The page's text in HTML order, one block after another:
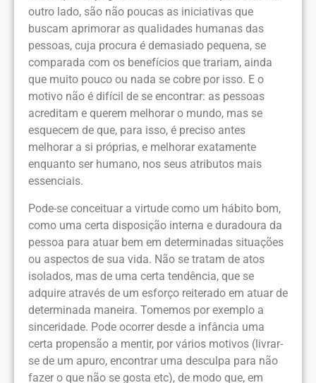
outro lado, são não poucas as iniciativas que
buscam aprimorar as qualidades humanas das
pessoas, cuja procura é demasiado pequena, se
comparada com os benefícios que trariam, ainda
que muito pouco ou nada se cobre por isso. E o
motivo não é difícil de se encontrar: as pessoas
acreditam e querem melhorar o mundo, mas se
esquecem de que, para isso, é preciso antes
melhorar a si próprias, e melhorar exatamente
enquanto ser humano, nos seus atributos mais
essenciais.
Pode-se conceituar a virtude como um hábito bom,
como uma certa disposição interna e duradoura da
pessoa para atuar bem em determinadas situações
ou aspectos de sua vida. Não se tratam de atos
isolados, mas de uma certa tendência, que se
adquire através de um esforço reiterado em atuar de
determinada maneira. Tomemos por exemplo a
sinceridade. Pode ocorrer desde a infância uma
certa propensão a mentir, por vários motivos (livrar-
se de um apuro, encontrar uma desculpa para não
fazer o que não se gosta etc), de modo que, em